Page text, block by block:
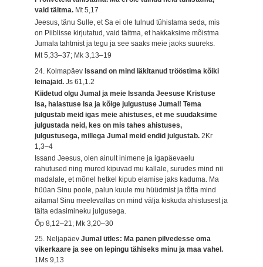
vaid täitma. Mt 5,17
Jeesus, tänu Sulle, et Sa ei ole tulnud tühistama seda, mis
on Piiblisse kirjutatud, vaid täitma, et hakkaksime mõistma
Jumala tahtmist ja tegu ja see saaks meie jaoks suureks.
Mt 5,33–37; Mk 3,13–19
24. KolmapäevIssand on mind läkitanud trööstima kõiki
leinajaid.Js 61,1.2
Kiidetud olgu Jumal ja meie Issanda Jeesuse Kristuse
Isa, halastuse Isa ja kõige julgustuse Jumal! Tema
julgustab meid igas meie ahistuses, et me suudaksime
julgustada neid, kes on mis tahes ahistuses,
julgustusega, millega Jumal meid endid julgustab.2Kr
1,3–4
Issand Jeesus, olen ainult inimene ja igapäevaelu
rahutused ning mured kipuvad mu kallale, surudes mind nii
madalale, et mõnel hetkel kipub elamise jaks kaduma. Ma
hüüan Sinu poole, palun kuule mu hüüdmist ja tõtta mind
aitama! Sinu meelevallas on mind välja kiskuda ahistusest ja
täita edasimineku julgusega.
Õp 8,12–21; Mk 3,20–30
25. NeljapäevJumal ütles: Ma panen pilvedesse oma
vikerkaare ja see on lepingu tähiseks minu ja maa vahel.
1Ms 9,13